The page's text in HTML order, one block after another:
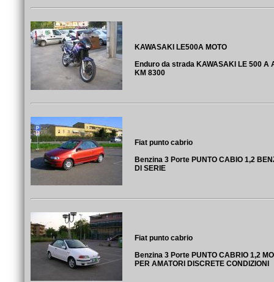
KAWASAKI LE500A MOTO
Enduro da strada KAWASAKI LE 500 A
KM 8300
Fiat punto cabrio
Benzina 3 Porte PUNTO CABIO 1,2
DI SERIE
Fiat punto cabrio
Benzina 3 Porte PUNTO CABRIO 1,2
PER AMATORI DISCRETE CONDIZIONI